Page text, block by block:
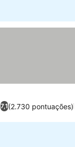
7,1(2.730 pontuações)